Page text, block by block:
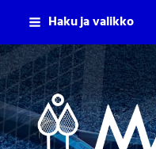
Siirry
sisältöön
Haku ja valikko